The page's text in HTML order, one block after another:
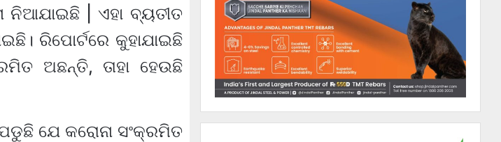
| ଏହା ବ୍ୟତୀତ
ରିପୋର୍ଟରେ କୁହାଯାଇଛି
ଅଛନ୍ତି, ତାହା ହେଉଛି
ଯେ କରୋନା ସଂକ୍ରମିତ